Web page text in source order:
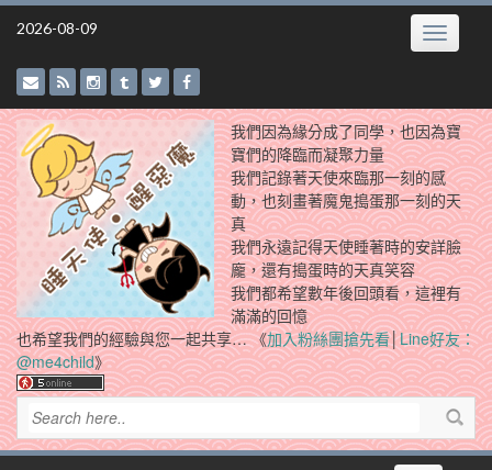
Skip
2026-08-09 Toggle
我們因為緣分成了同學，也因為寶
寶們的降臨而凝聚力量
我們記錄著天使來臨那一刻的感
動，也刻畫著魔鬼搗蛋那一刻的天
真
我們永遠記得天使睡著時的安詳臉
龐，還有搗蛋時的天真笑容
我們都希望數年後回頭看，這裡有
滿滿的回憶
也希望我們的經驗與您一起共享… 《加入粉絲團搶先看│Line好友：
@me4child》